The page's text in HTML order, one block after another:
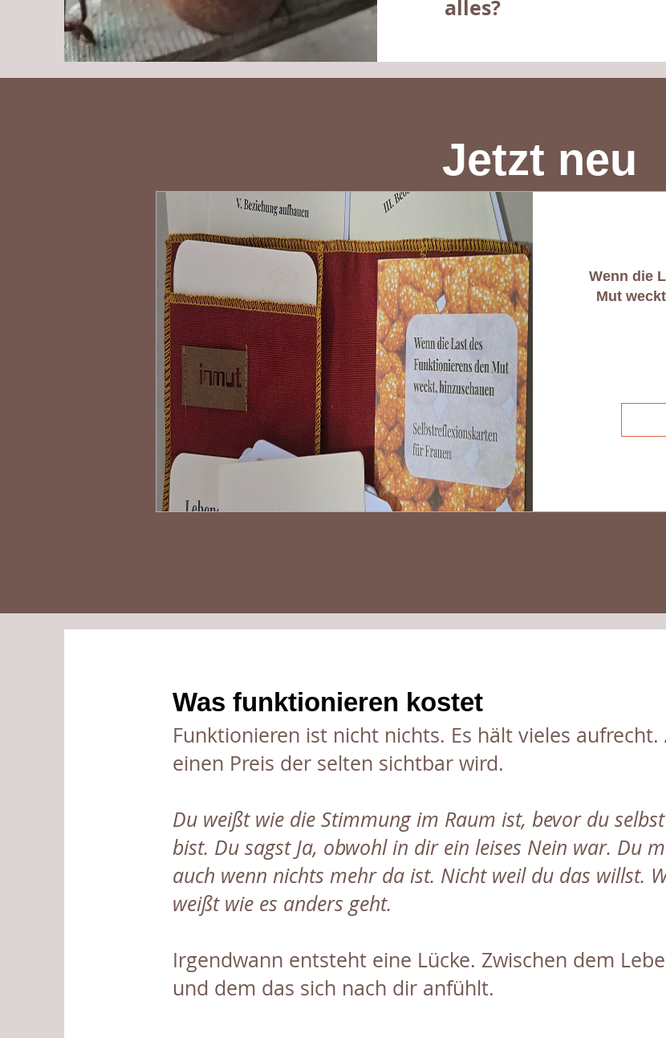
alles?
Jetzt neu
Wenn die
Mut
Was funktionieren kostet​
Funktionieren ist nicht nichts. Es hält vieles aufrecht.
einen Preis der selten sichtbar wird.
Du weißt wie die Stimmung im Raum ist, bevor du
bist. Du sagst Ja, obwohl in dir ein leises Nein war. Du
auch wenn nichts mehr da ist. Nicht weil du das willst.
weißt wie es anders geht.
Irgendwann entsteht eine Lücke. Zwischen dem
und dem das sich nach dir anfühlt.